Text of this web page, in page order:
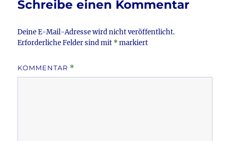
o
k
Schreibe einen Kommentar
Deine E-Mail-Adresse wird nicht veröffentlicht.
Erforderliche Felder sind mit *markiert
KOMMENTAR *